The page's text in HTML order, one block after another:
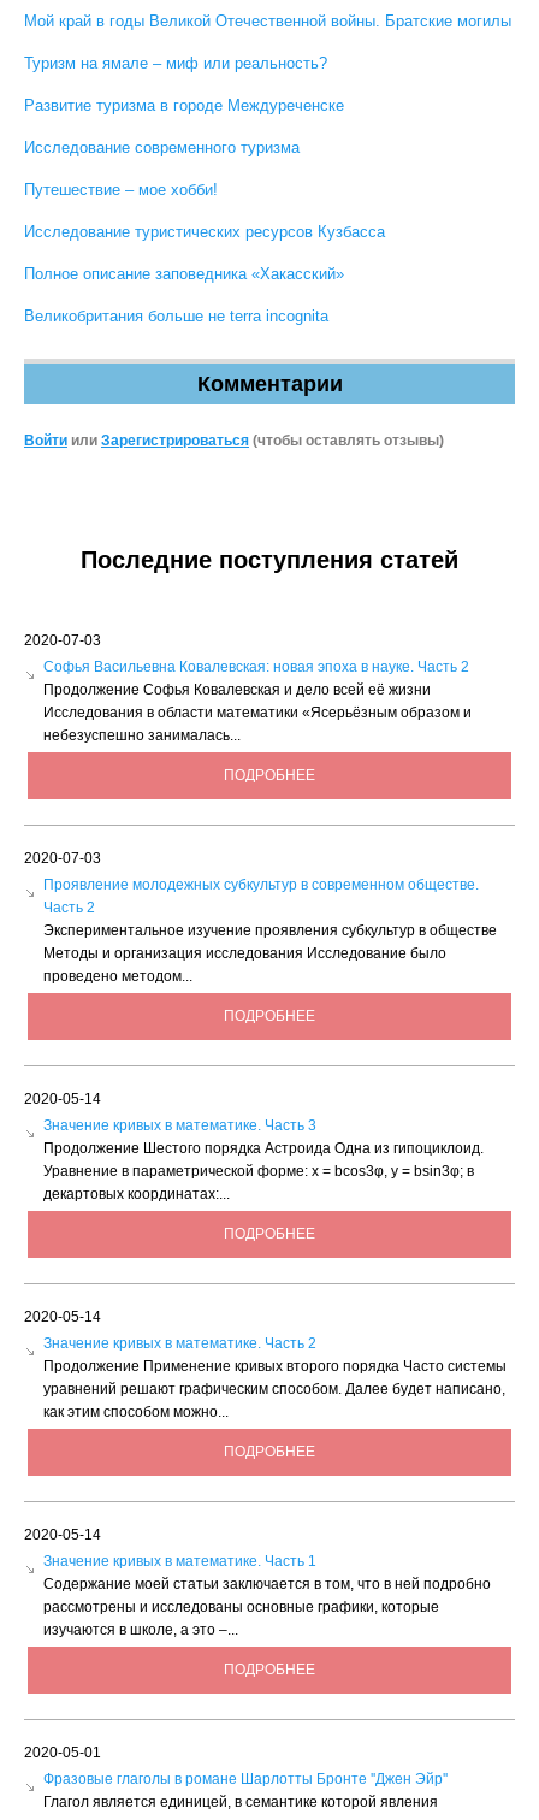
Мой край в годы Великой Отечественной войны. Братские могилы
Туризм на ямале – миф или реальность?
Развитие туризма в городе Междуреченске
Исследование современного туризма
Путешествие – мое хобби!
Исследование туристических ресурсов Кузбасса
Полное описание заповедника «Хакасский»
Великобритания больше не terra incognita
Комментарии
Войти или Зарегистрироваться (чтобы оставлять отзывы)
Последние поступления статей
2020-07-03
Софья Васильевна Ковалевская: новая эпоха в науке. Часть 2
Продолжение Софья Ковалевская и дело всей её жизни
Исследования в области математики «Ясерьёзным образом и
небезуспешно занималась...
ПОДРОБНЕЕ
2020-07-03
Проявление молодежных субкультур в современном обществе.
Часть 2
Экспериментальное изучение проявления субкультур в обществе
Методы и организация исследования Исследование было
проведено методом...
ПОДРОБНЕЕ
2020-05-14
Значение кривых в математике. Часть 3
Продолжение Шестого порядка Астроида Одна из гипоциклоид.
Уравнение в параметрической форме: х = bсоs3φ, у = bsin3φ; в
декартовых координатах:...
ПОДРОБНЕЕ
2020-05-14
Значение кривых в математике. Часть 2
Продолжение Применение кривых второго порядка Часто системы
уравнений решают графическим способом. Далее будет написано,
как этим способом можно...
ПОДРОБНЕЕ
2020-05-14
Значение кривых в математике. Часть 1
Содержание моей статьи заключается в том, что в ней подробно
рассмотрены и исследованы основные графики, которые
изучаются в школе, а это –...
ПОДРОБНЕЕ
2020-05-01
Фразовые глаголы в романе Шарлотты Бронте ''Джен Эйр''
Глагол является единицей, в семантике которой явления